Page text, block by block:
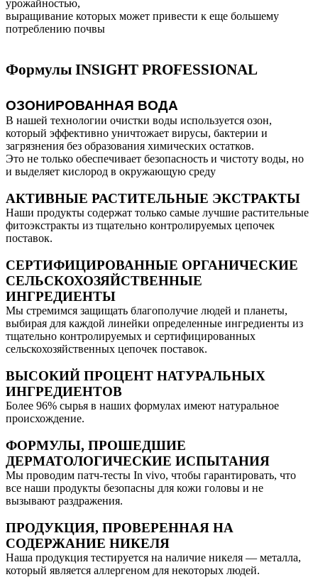
урожайностью,
выращивание которых может привести к еще большему
потреблению почвы
Формулы INSIGHT PROFESSIONAL
ОЗОНИРОВАННАЯ ВОДА
В нашей технологии очистки воды используется озон,
который эффективно уничтожает вирусы, бактерии и
загрязнения без образования химических остатков.
Это не только обеспечивает безопасность и чистоту воды, но
и выделяет кислород в окружающую среду
АКТИВНЫЕ РАСТИТЕЛЬНЫЕ ЭКСТРАКТЫ
Наши продукты содержат только самые лучшие растительные
фитоэкстракты из тщательно контролируемых цепочек
поставок.
СЕРТИФИЦИРОВАННЫЕ ОРГАНИЧЕСКИЕ
СЕЛЬСКОХОЗЯЙСТВЕННЫЕ
ИНГРЕДИЕНТЫ
Мы стремимся защищать благополучие людей и планеты,
выбирая для каждой линейки определенные ингредиенты из
тщательно контролируемых и сертифицированных
сельскохозяйственных цепочек поставок.
ВЫСОКИЙ ПРОЦЕНТ НАТУРАЛЬНЫХ
ИНГРЕДИЕНТОВ
Более 96% сырья в наших формулах имеют натуральное
происхождение.
ФОРМУЛЫ, ПРОШЕДШИЕ
ДЕРМАТОЛОГИЧЕСКИЕ ИСПЫТАНИЯ
Мы проводим патч-тесты In vivo, чтобы гарантировать, что
все наши продукты безопасны для кожи головы и не
вызывают раздражения.
ПРОДУКЦИЯ, ПРОВЕРЕННАЯ НА
СОДЕРЖАНИЕ НИКЕЛЯ
Наша продукция тестируется на наличие никеля — металла,
который является аллергеном для некоторых людей.